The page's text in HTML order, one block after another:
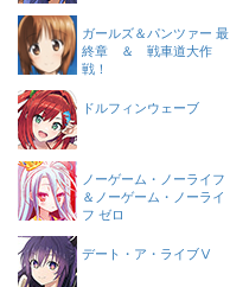
ガールズ＆パンツァー 最
終章 ＆ 戦車道大作
戦！
ドルフィンウェーブ
ノーゲーム・ノーライフ
＆ノーゲーム・ノーライ
フ ゼロ
デート・ア・ライブⅤ